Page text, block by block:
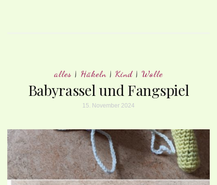
alles | Häkeln | Kind | Wolle
Babyrassel und Fangspiel
15. November 2024